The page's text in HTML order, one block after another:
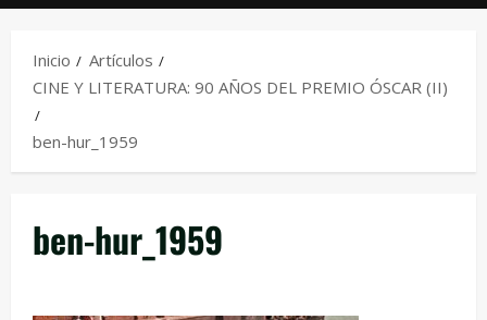
Inicio
Artículos
CINE Y LITERATURA: 90 AÑOS DEL PREMIO ÓSCAR (II)
ben-hur_1959
ben-hur_1959